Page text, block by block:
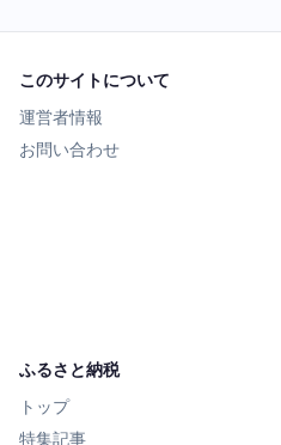
このサイトについて
運営者情報
お問い合わせ
ふるさと納税
トップ
特集記事